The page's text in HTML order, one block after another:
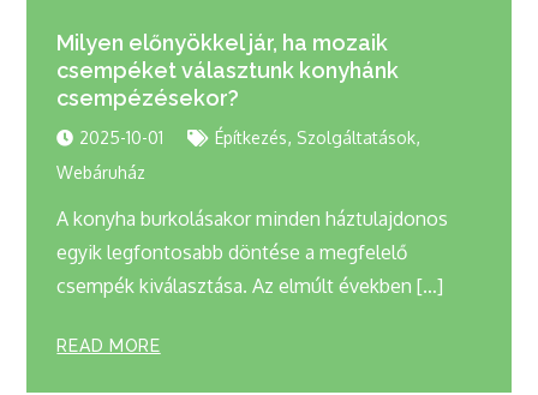
Milyen előnyökkel jár, ha mozaik
csempéket választunk konyhánk
csempézésekor?
2025-10-01 Építkezés, Szolgáltatások,
Webáruház
A konyha burkolásakor minden háztulajdonos
egyik legfontosabb döntése a megfelelő
csempék kiválasztása. Az elmúlt években […]
READ MORE